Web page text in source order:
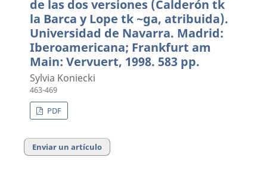
de las dos versiones (Calderón tk
la Barca y Lope tk ~ga, atribuida).
Universidad de Navarra. Madrid:
Iberoamericana; Frankfurt am
Main: Vervuert, 1998. 583 pp.
Sylvia Koniecki
463-469
PDF
Enviar un artículo